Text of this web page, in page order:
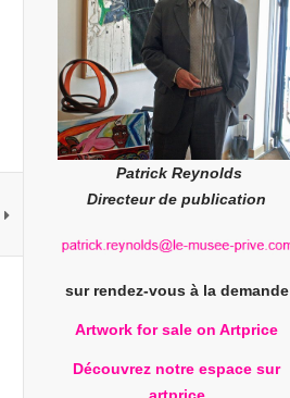
Patrick Reynolds
Directeur de publication
sur rendez-vous à la demande
Artwork for sale on Artprice
Découvrez notre espace sur